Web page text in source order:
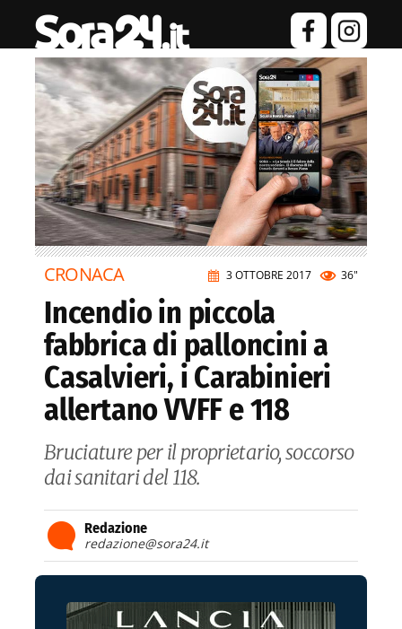
3 OTTOBRE 2017 36"
CRONACA
Incendio in piccola
fabbrica di palloncini a
Casalvieri, i Carabinieri
allertano VVFF e 118
Bruciature per il proprietario, soccorso
dai sanitari del 118.
Redazione
redazione@sora24.it